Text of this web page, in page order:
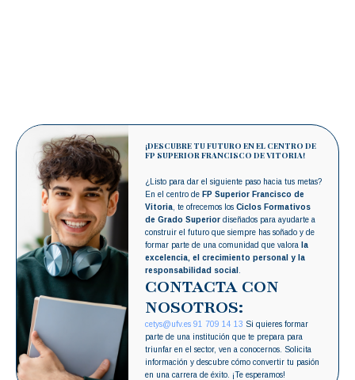
¡DESCUBRE TU FUTURO EN EL CENTRO DE
FP SUPERIOR FRANCISCO DE VITORIA!
¿Listo para dar el siguiente paso hacia tus metas?
En el centro de FP Superior Francisco de
Vitoria , te ofrecemos losCiclos Formativos
de Grado Superior diseñados para ayudarte a
construir el futuro que siempre has soñado y de
formar parte de una comunidad que valora
la
excelencia, el crecimiento personal y la
responsabilidad social
CONTACTA CON
NOSOTROS:
cetys@ufv.es 91 709 14 13 Si quieres formar
parte de una institución que te prepara para
triunfar en el sector, ven a conocernos. Solicita
información y descubre cómo convertir tu pasión
en una carrera de éxito. ¡Te esperamos!